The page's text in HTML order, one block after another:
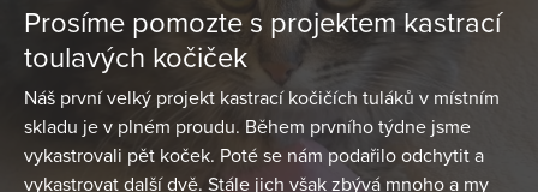
Prosíme pomozte s projektem kastrací
toulavých kočiček
Náš první velký projekt kastrací kočičích tuláků v místním
skladu je v plném proudu. Během prvního týdne jsme
vykastrovali pět koček. Poté se nám podařilo odchytit a
vykastrovat další dvě. Stále jich však zbývá mnoho a my